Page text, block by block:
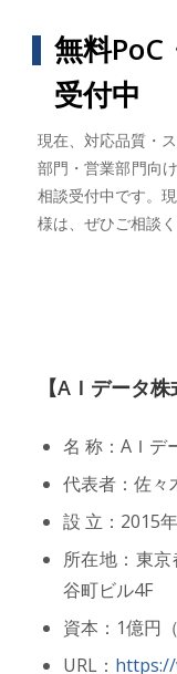
無料
受付中
現在、対応品質・
部門・営業部門向
相談受付中です。
様は、ぜひご相談く
【AＩデータ
名 称：AＩデ
代表者：佐々
設 立：2015
所在地：東
谷町ビル4F
資本：1億円
URL： https://